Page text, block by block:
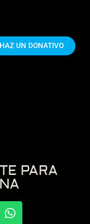
HAZ UN DONATIVO
PARA